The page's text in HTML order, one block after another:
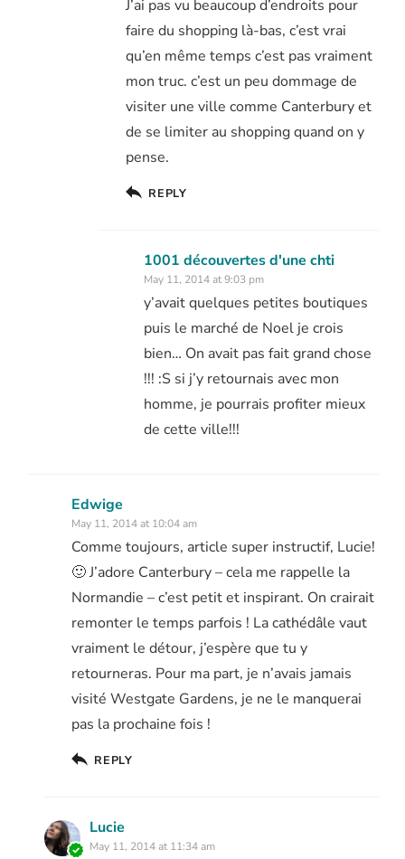
J’ai pas vu beaucoup d’endroits pour
faire du shopping là-bas, c’est vrai
qu’en même temps c’est pas vraiment
mon truc. c’est un peu dommage de
visiter une ville comme Canterbury et
de se limiter au shopping quand on y
pense.
REPLY
1001 découvertes d'une chti
May 11, 2014 at 9:03 pm
y’avait quelques petites boutiques
puis le marché de Noel je crois
bien… On avait pas fait grand chose
!!! :S si j’y retournais avec mon
homme, je pourrais profiter mieux
de cette ville!!!
Edwige
May 11, 2014 at 10:04 am
Comme toujours, article super instructif, Lucie!
🙂 J’adore Canterbury – cela me rappelle la
Normandie – c’est petit et inspirant. On crairait
remonter le temps parfois ! La cathédâle vaut
vraiment le détour, j’espère que tu y
retourneras. Pour ma part, je n’avais jamais
visité Westgate Gardens, je ne le manquerai
pas la prochaine fois !
REPLY
Lucie
May 11, 2014 at 11:34 am